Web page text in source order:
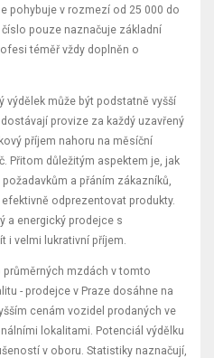
pohybuje v rozmezí od 25 000 do
pouze naznačuje základní
téměř vždy doplněn o
výdělek může být podstatně vyšší
provize za každý uzavřený
příjem nahoru na měsíční
Přitom důležitým aspektem je, jak
a přáním zákazníků,
odprezentovat produkty.
a energický prodejce s
i velmi lukrativní příjem.
průměrných mzdách v tomto
- prodejce v Praze dosáhne na
cenám vozidel prodaných ve
lokalitami. Potenciál výdělku
v oboru. Statistiky naznačují,